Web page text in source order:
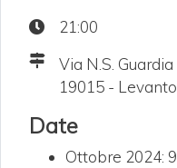
21:00
Via N.S. Guardia
19015 - Levanto
Date
Ottobre 2024: